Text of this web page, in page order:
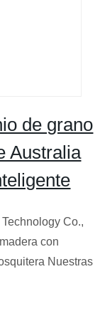
de grano
Australia
Co.,
con
Nuestras